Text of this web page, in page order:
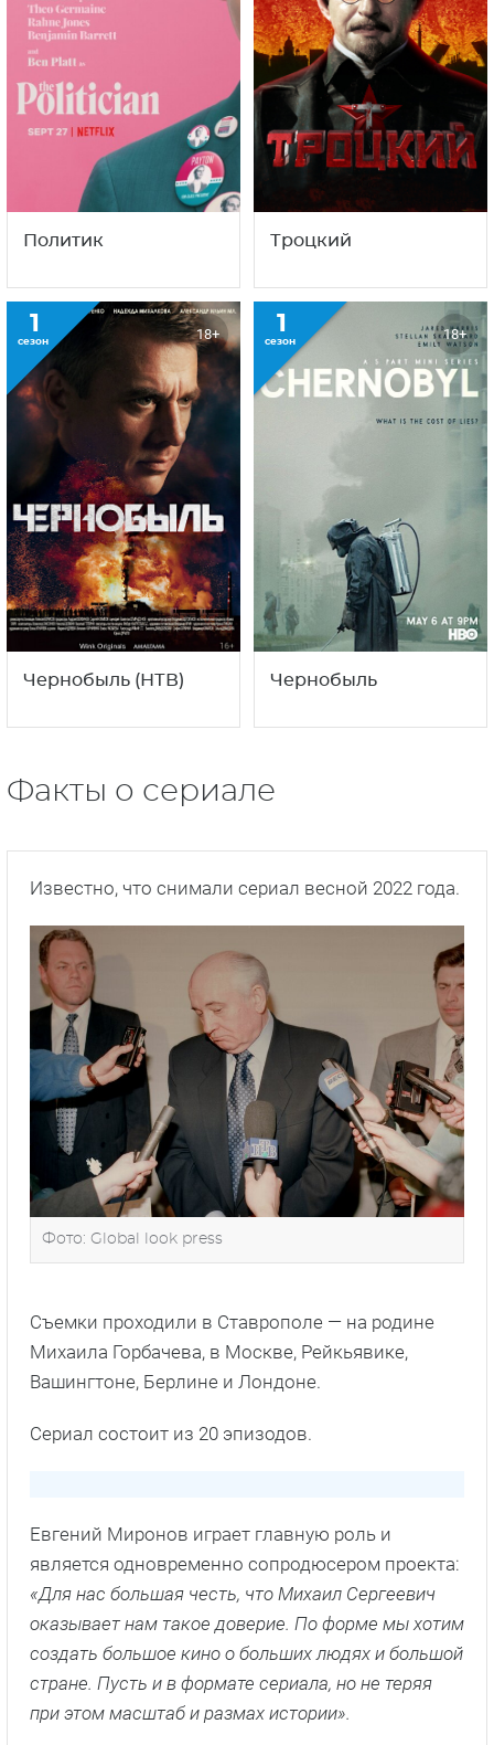
Политик Троцкий
1
сезон 18+
Чернобыль (НТВ)
1
сезон 18+
Чернобыль
Факты о сериале
Известно, что снимали сериал весной 2022 года.
Фото: Global look press
Съемки проходили в Ставрополе — на родине
Михаила Горбачева, в Москве, Рейкьявике,
Вашингтоне, Берлине и Лондоне.
Сериал состоит из 20 эпизодов.
Евгений Миронов играет главную роль и
является одновременно сопродюсером проекта:
«Для нас большая честь, что Михаил Сергеевич
оказывает нам такое доверие. По форме мы хотим
создать большое кино о больших людях и большой
стране. Пусть и в формате сериала, но не теряя
при этом масштаб и размах истории».